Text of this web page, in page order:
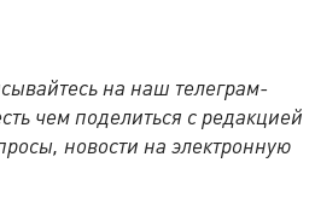
на наш телеграм-
чем поделиться с редакцией
новости на электронную